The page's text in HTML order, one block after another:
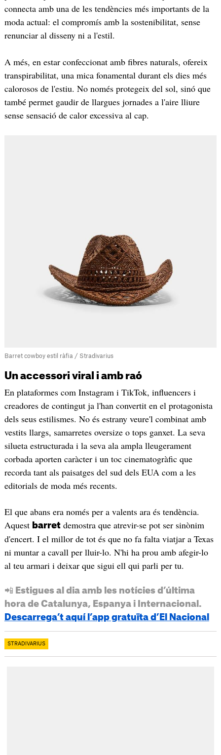
connecta amb una de les tendències més importants de la
moda actual: el compromís amb la sostenibilitat, sense
renunciar al disseny ni a l'estil.
A més, en estar confeccionat amb fibres naturals, ofereix
transpirabilitat, una mica fonamental durant els dies més
calorosos de l'estiu. No només protegeix del sol, sinó que
també permet gaudir de llargues jornades a l'aire lliure
sense sensació de calor excessiva al cap.
Barret cowboy estil ràfia / Stradivarius
Un accessori viral i amb raó
En plataformes com Instagram i TikTok, influencers i
creadores de contingut ja l'han convertit en el protagonista
dels seus estilismes. No és estrany veure'l combinat amb
vestits llargs, samarretes oversize o tops ganxet. La seva
silueta estructurada i la seva ala ampla lleugerament
corbada aporten caràcter i un toc cinematogràfic que
recorda tant als paisatges del sud dels EUA com a les
editorials de moda més recents.
El que abans era només per a valents ara és tendència.
Aquest barretdemostra que atrevir-se pot ser sinònim
d'encert. I el millor de tot és que no fa falta viatjar a Texas
ni muntar a cavall per lluir-lo. N'hi ha prou amb afegir-lo
al teu armari i deixar que sigui ell qui parli per tu.
📲 Estigues al dia amb les notícies d’última
hora de Catalunya, Espanya i Internacional.
Descarrega’t aquí l’app gratuïta d’El Nacional
STRADIVARIUS